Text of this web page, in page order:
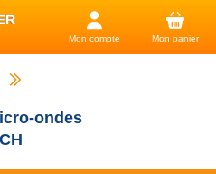
Mon compte Mon panier
ondes